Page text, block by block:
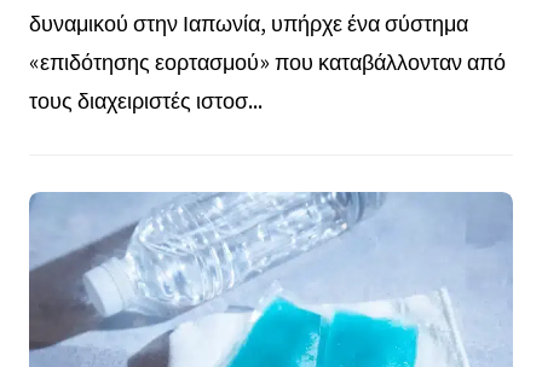
δυναμικού στην Ιαπωνία, υπήρχε ένα σύστημα
«επιδότησης εορτασμού» που καταβάλλονταν από
τους διαχειριστές ιστοσ...